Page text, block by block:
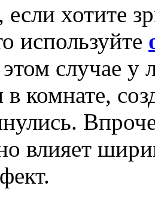
хотите
используйте
случае у
в комнате,
влияет